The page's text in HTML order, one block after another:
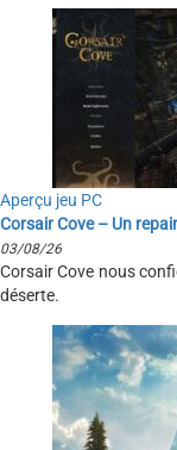
Aperçu jeu PC
Corsair Cove – Un
03/08/26
Corsair Cove nous
déserte.